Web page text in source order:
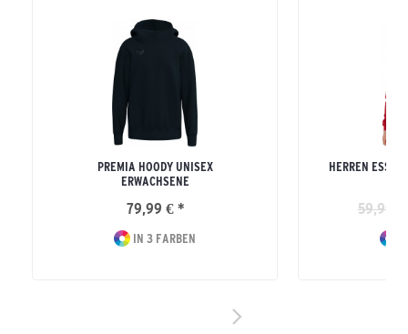
PREMIA HOODY UNISEX
ERWACHSENE
79,99 € *
IN 3 FARBEN
HERREN
59,99 €